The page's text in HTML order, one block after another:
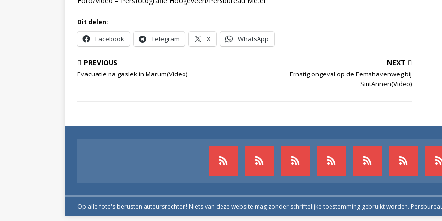
Dit delen:
Facebook Telegram X WhatsApp
PREVIOUS
Evacuatie na gaslek in Marum(Video)
NEXT
Ernstig ongeval op de Eemshavenweg bij
SintAnnen(Video)
Op alle foto's berusten auteursrechten! Niets van deze website mag zonder schriftelijke toestemming gebruikt worden.